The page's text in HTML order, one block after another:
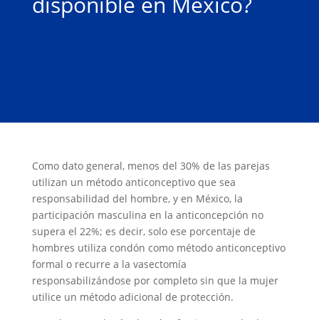
Como dato general, menos del 30% de las parejas
utilizan un método anticonceptivo que sea
responsabilidad del hombre, y en México, la
participación masculina en la anticoncepción no
supera el 22%; es decir, solo ese porcentaje de
hombres utiliza condón como método anticonceptivo
formal o recurre a la vasectomía
responsabilizándose por completo sin que la mujer
utilice un método adicional de protección.